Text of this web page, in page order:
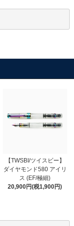
【TWSBI/ツイスビー】
ダイヤモンド580 アイリ
ス (EF/極細)
20,900円(税1,900円)